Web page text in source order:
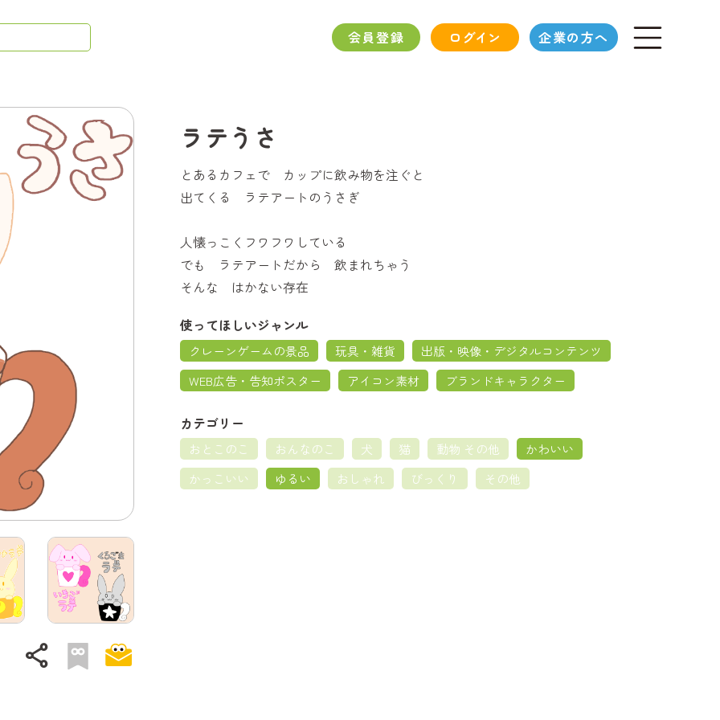
会員登録 ログイン 企業の方へ
share
ラテうさ
とあるカフェで カップに飲み物を注ぐと
出てくる ラテアートのうさぎ
人懐っこくフワフワしている
でも ラテアートだから 飲まれちゃう
そんな はかない存在
使ってほしいジャンル
クレーンゲームの景品 玩具・雑貨
出版・映像・デジタルコンテンツ
WEB広告・告知ポスター
アイコン素材 ブランドキャラクター
カテゴリー
おとこのこ おんなのこ 犬 猫 動物 その他
かわいい
かっこいい
ゆるい おしゃれ びっくり その他